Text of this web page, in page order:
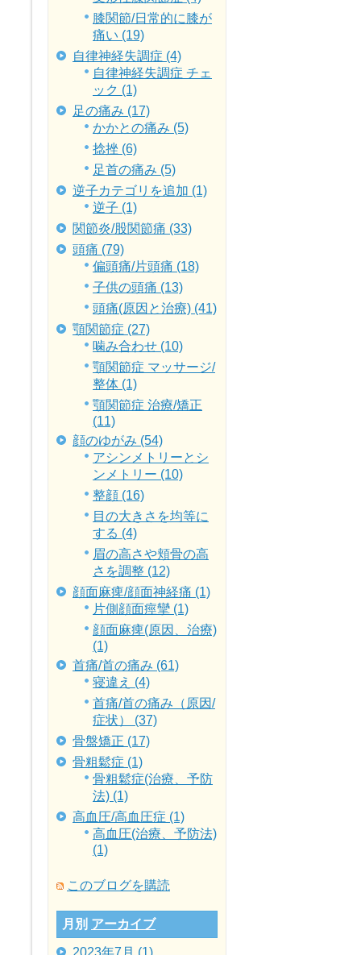
膝関節/日常的に膝が
痛い (19)
自律神経失調症 (4)
自律神経失調症 チェ
ック (1)
足の痛み (17)
かかとの痛み (5)
捻挫 (6)
足首の痛み (5)
逆子カテゴリを追加 (1)
逆子 (1)
関節炎/股関節痛 (33)
頭痛 (79)
偏頭痛/片頭痛 (18)
子供の頭痛 (13)
頭痛(原因と治療) (41)
顎関節症 (27)
噛み合わせ (10)
顎関節症 マッサージ/
整体 (1)
顎関節症 治療/矯正
(11)
顔のゆがみ (54)
アシンメトリーとシ
ンメトリー (10)
整顔 (16)
目の大きさを均等に
する (4)
眉の高さや頬骨の高
さを調整 (12)
顔面麻痺/顔面神経痛 (1)
片側顔面痙攣 (1)
顔面麻痺(原因、治療)
(1)
首痛/首の痛み (61)
寝違え (4)
首痛/首の痛み（原因/
症状） (37)
骨盤矯正 (17)
骨粗鬆症 (1)
骨粗鬆症(治療、予防
法) (1)
高血圧/高血圧症 (1)
高血圧(治療、予防法)
(1)
このブログを購読
月別 アーカイブ